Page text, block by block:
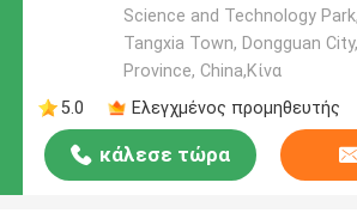
Science and Technology
Tangxia Town, Dongguan
Province, China,Κίνα
5.0
Ελεγχμένος προμηθευτής
κάλεσε τώρα